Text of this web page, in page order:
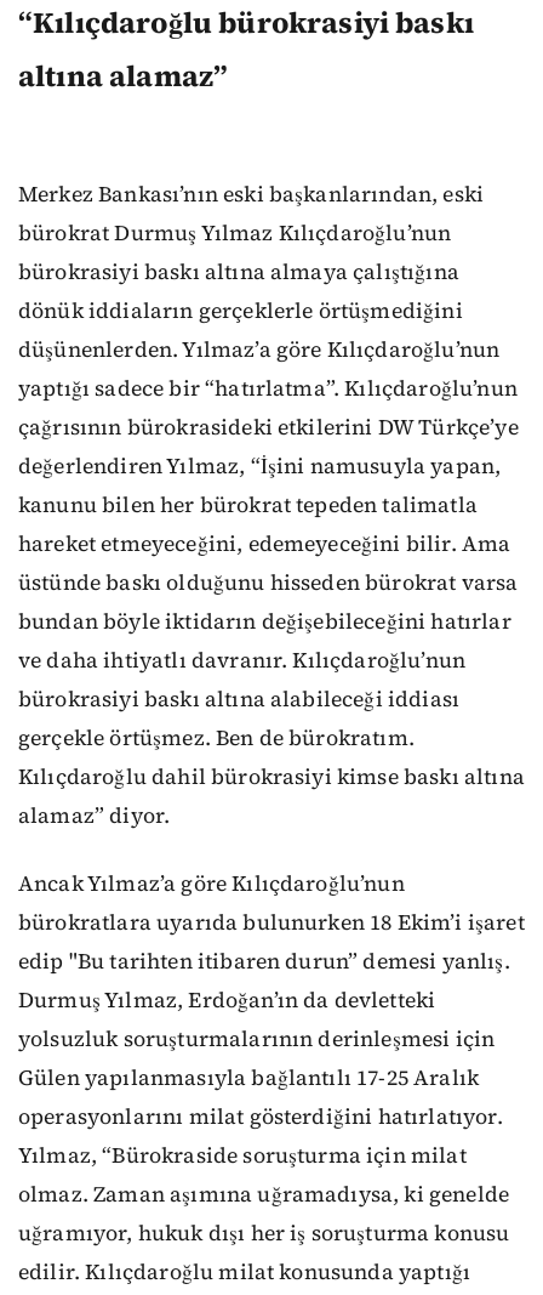
“Kılıçdaroğlu bürokrasiyi baskı
altına alamaz”
Merkez Bankası’nın eski başkanlarından, eski
bürokrat Durmuş Yılmaz Kılıçdaroğlu’nun
bürokrasiyi baskı altına almaya çalıştığına
dönük iddiaların gerçeklerle örtüşmediğini
düşünenlerden. Yılmaz’a göre Kılıçdaroğlu’nun
yaptığı sadece bir “hatırlatma”. Kılıçdaroğlu’nun
çağrısının bürokrasideki etkilerini DW Türkçe’ye
değerlendiren Yılmaz, “İşini namusuyla yapan,
kanunu bilen her bürokrat tepeden talimatla
hareket etmeyeceğini, edemeyeceğini bilir. Ama
üstünde baskı olduğunu hisseden bürokrat varsa
bundan böyle iktidarın değişebileceğini hatırlar
ve daha ihtiyatlı davranır. Kılıçdaroğlu’nun
bürokrasiyi baskı altına alabileceği iddiası
gerçekle örtüşmez. Ben de bürokratım.
Kılıçdaroğlu dahil bürokrasiyi kimse baskı altına
alamaz” diyor.
Ancak Yılmaz’a göre Kılıçdaroğlu’nun
bürokratlara uyarıda bulunurken 18 Ekim’i işaret
edip "Bu tarihten itibaren durun” demesi yanlış.
Durmuş Yılmaz, Erdoğan’ın da devletteki
yolsuzluk soruşturmalarının derinleşmesi için
Gülen yapılanmasıyla bağlantılı 17-25 Aralık
operasyonlarını milat gösterdiğini hatırlatıyor.
Yılmaz, “Bürokraside soruşturma için milat
olmaz. Zaman aşımına uğramadıysa, ki genelde
uğramıyor, hukuk dışı her iş soruşturma konusu
edilir. Kılıçdaroğlu milat konusunda yaptığı